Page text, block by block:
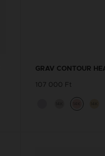
GRAV CONTOUR
107 000 Ft